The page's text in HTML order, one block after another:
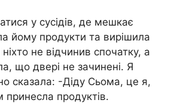
у сусідів, де мешкає
йому продукти та вирішила
ніхто не відчинив спочатку, а
що двері не зачинені. Я
сказала: -Діду Сьома, це я,
продуктів.